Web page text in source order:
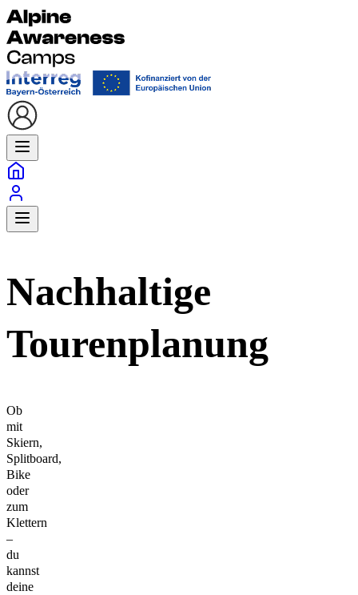
Nachhaltige
Tourenplanung
Ob
mit
Skiern,
Splitboard,
Bike
oder
zum
Klettern
–
du
kannst
deine